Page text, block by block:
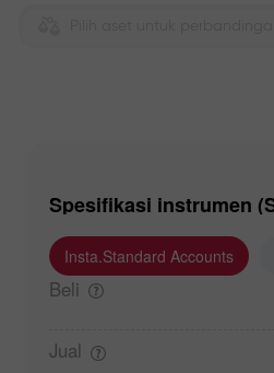
Spesifikasi instrumen
Insta.Standard Accounts
Beli
Jual